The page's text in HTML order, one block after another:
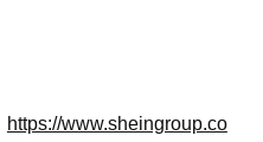
https://www.sheingroup.co